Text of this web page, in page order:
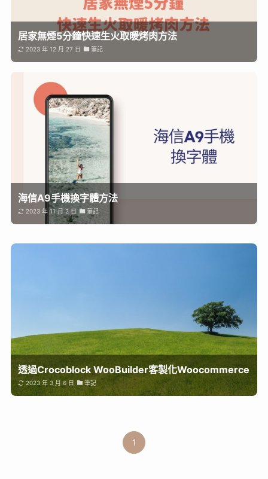
居家無煙5分鐘快速生火取暖烤肉方法
2023 年 12 月 27 日 筆記
海信A9手機換字體方法
2023 年 11 月 2 日 筆記
透過Crocoblock WooBuilder客製化Woocommerce
2023 年 3 月 6 日 筆記
1